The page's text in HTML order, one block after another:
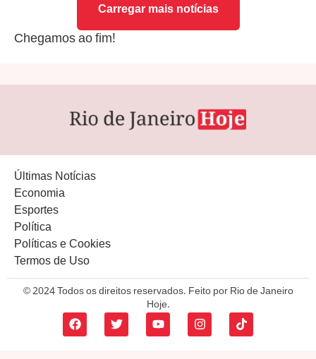
Carregar mais notícias
Chegamos ao fim!
Últimas Notícias
Economia
Esportes
Política
Políticas e Cookies
Termos de Uso
© 2024 Todos os direitos reservados. Feito por Rio de Janeiro
Hoje.